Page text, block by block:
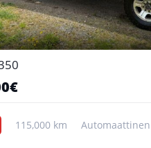
115,000 km Automaattinen